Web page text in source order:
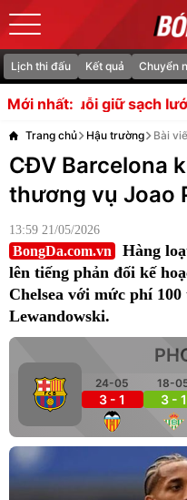
Lịch thi đấu Kết quả Chuyển
Mới nhất:
lưới bị ngắt Kịch bản
Trang chủ Hậu trường Bài
CĐV Barcelona
thương vụ Joao
13:59 21/05/2026
BongDa.com.vn
Hàng
lên tiếng phản đối kế
Chelsea với mức phí
Lewandowski.
24-05
3 - 1
18-
3 - 1